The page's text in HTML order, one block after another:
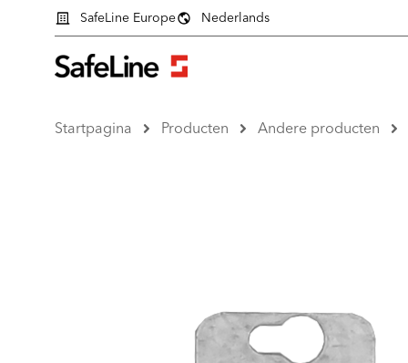
SafeLine Europe Nederlands
Startpagina Producten Andere producten